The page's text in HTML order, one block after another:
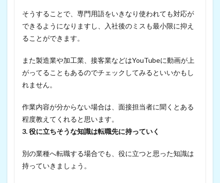
そうすることで、専門用語をいきなり使われても対応が
できるようになりますし、入社後のミスも最小限に抑え
ることができます。
また製造業や加工業、接客業などはYouTubeに動画が上
がってることもあるのでチェックしてみるといいかもし
れません。
作業内容が分からない場合は、面接担当者に聞くとある
程度教えてくれると思います。
3. 役に立ちそうな知識は転職先に持っていく
別の業種へ転職する場合でも、役に立つと思った知識は
持っていきましょう。